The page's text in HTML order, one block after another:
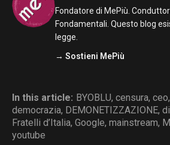
Fondatore di MePiù.
Fondamentali. Questo blog
legge.
→ Sostieni MePiù
In this article: BYOBLU, censura, ceo,
democrazia, DEMONETIZZAZIONE,
Fratelli d’Italia, Google, mainstream,
youtube